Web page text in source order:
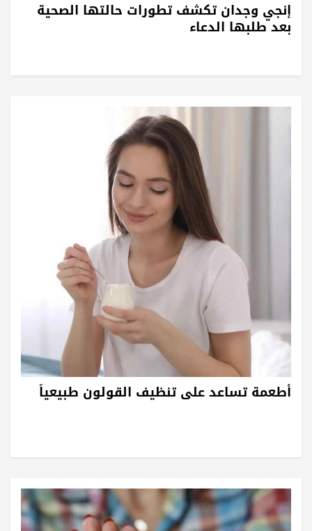
إنجي وجدان تكشف تطورات حالتها الصحية
بعد طلبها الدعاء
أطعمة تساعد على تنظيف القولون طبيعياً